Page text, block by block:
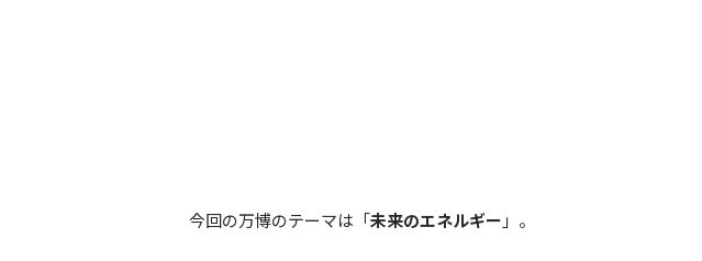
今回の万博のテーマは「未来のエネルギー 」。